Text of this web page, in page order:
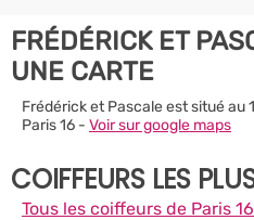
FRÉDÉRICK ET
UNE CARTE
Frédérick et Pascale est situé au
Paris 16 - Voir sur google maps
COIFFEURS LES
Tous les coiffeurs de Paris 16